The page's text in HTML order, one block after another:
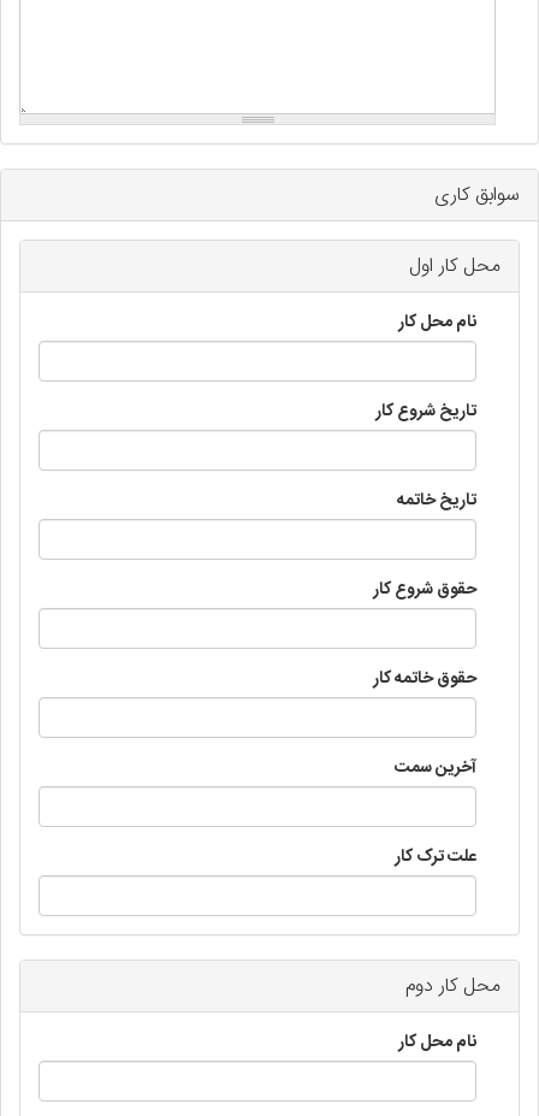
سوابق کاری
محل کار اول
نام محل کار
تاریخ شروع کار
تاریخ خاتمه
حقوق شروع کار
حقوق خاتمه کار
آخرین سمت
علت ترک کار
محل کار دوم
نام محل کار